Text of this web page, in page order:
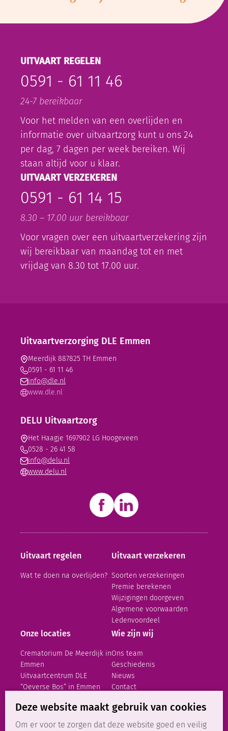
UITVAART REGELEN
0591 - 61 11 46
24-7 bereikbaar
Voor het melden van een overlijden en
informatie over uitvaartzorg kunt u ons 24
per dag, 7 dagen per week bereiken. Wij
staan altijd voor u klaar.
UITVAART VERZEKEREN
0591 - 61 14 15
8.30 – 17.00 uur bereikbaar
Voor vragen over een uitvaartverzekering zijn
wij bereikbaar van maandag tot en met
vrijdag van 8.30 tot 17.00 uur.
Uitvaartverzorging DLE Emmen
Meerdijk 887825 TH Emmen
0591 - 61 11 46
info@dle.nl
www.dle.nl
DELU Uitvaartzorg
Het Haagje 1697902 LG Hoogeveen
0528 - 26 41 58
info@delu.nl
www.delu.nl
FacebookLinkedIn
Uitvaart regelen
Wat te doen na overlijden?
Uitvaart verzekeren
Soorten verzekeringen
Premie berekenen
Wijzigingen doorgeven
Algemene voorwaarden
Ledenvoordeel
Onze locaties
Crematorium De Meerdijk in
Emmen
Uitvaart­centrum DLE
“Oeverse Bos” in Emmen
Hoogeveen
Wie zijn wij
Ons team
Geschiedenis
Nieuws
Contact
Deze website maakt gebruik van cookies
Om er voor te zorgen dat deze website goed en veilig